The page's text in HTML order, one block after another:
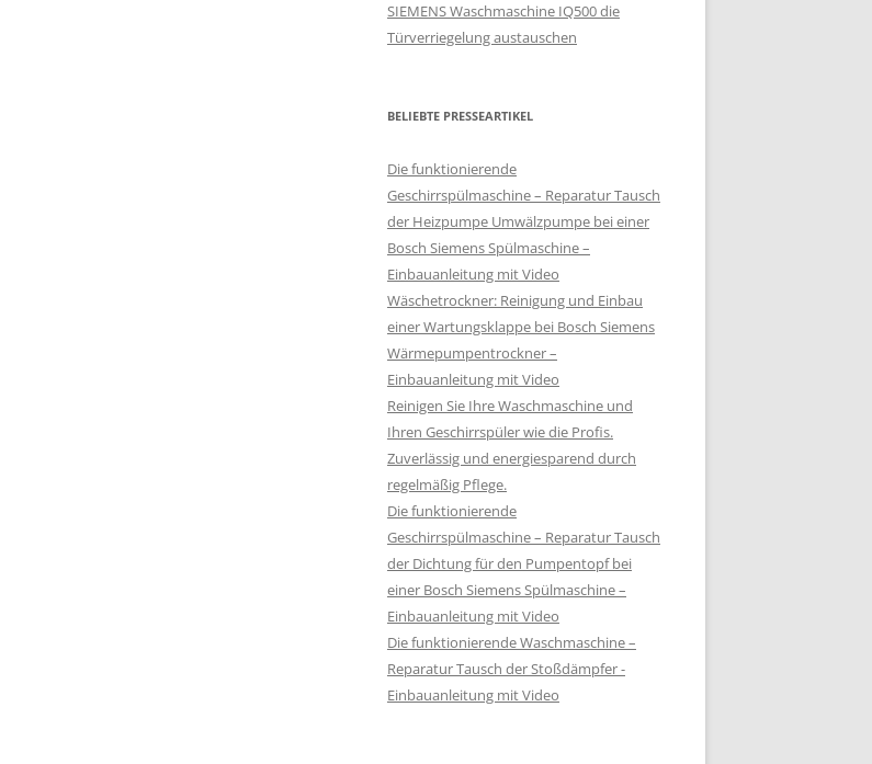
SIEMENS Waschmaschine IQ500 die
Türverriegelung austauschen
BELIEBTE PRESSEARTIKEL
Die funktionierende
Geschirrspülmaschine – Reparatur Tausch
der Heizpumpe Umwälzpumpe bei einer
Bosch Siemens Spülmaschine –
Einbauanleitung mit Video
Wäschetrockner: Reinigung und Einbau
einer Wartungsklappe bei Bosch Siemens
Wärmepumpentrockner –
Einbauanleitung mit Video
Reinigen Sie Ihre Waschmaschine und
Ihren Geschirrspüler wie die Profis.
Zuverlässig und energiesparend durch
regelmäßig Pflege.
Die funktionierende
Geschirrspülmaschine – Reparatur Tausch
der Dichtung für den Pumpentopf bei
einer Bosch Siemens Spülmaschine –
Einbauanleitung mit Video
Die funktionierende Waschmaschine –
Reparatur Tausch der Stoßdämpfer -
Einbauanleitung mit Video